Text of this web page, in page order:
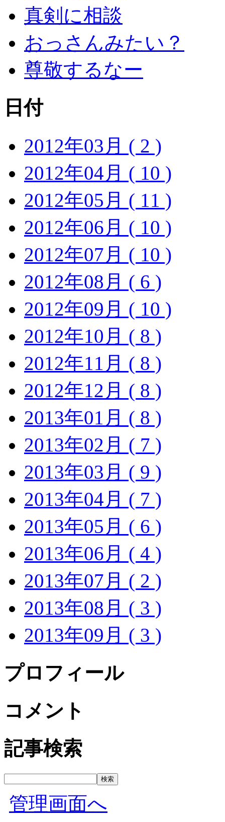
真剣に相談
おっさんみたい？
尊敬するなー
日付
2012年03月 ( 2 )
2012年04月 ( 10 )
2012年05月 ( 11 )
2012年06月 ( 10 )
2012年07月 ( 10 )
2012年08月 ( 6 )
2012年09月 ( 10 )
2012年10月 ( 8 )
2012年11月 ( 8 )
2012年12月 ( 8 )
2013年01月 ( 8 )
2013年02月 ( 7 )
2013年03月 ( 9 )
2013年04月 ( 7 )
2013年05月 ( 6 )
2013年06月 ( 4 )
2013年07月 ( 2 )
2013年08月 ( 3 )
2013年09月 ( 3 )
プロフィール
コメント
記事検索
管理画面へ